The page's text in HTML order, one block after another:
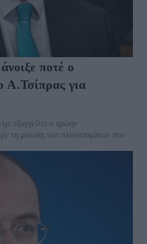
ποτέ ο
Α.Τσίπρας για
εξαγγείλει ο πρώην
τη μείωση των πλεονασμάτων που